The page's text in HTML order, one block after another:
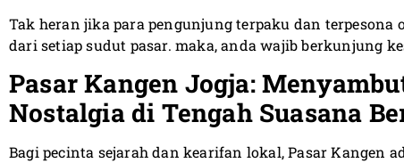
Tak heran jika para pengunjung terpaku dan terpesona
dari setiap sudut pasar. maka, anda wajib berkunjung
Pasar Kangen Jogja:
Nostalgia di Tengah Suasana
Bagi pecinta sejarah dan kearifan lokal, Pasar Kangen